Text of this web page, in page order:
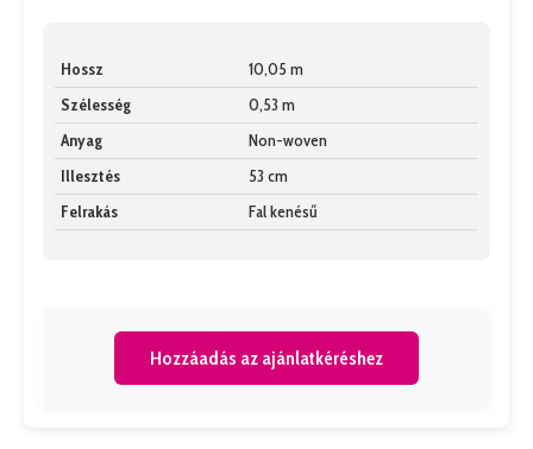
Hossz
10,05 m
Szélesség
0,53 m
Anyag
Non-woven
Illesztés
53 cm
Felrakás
Fal kenésű
Hozzáadás az ajánlatkéréshez